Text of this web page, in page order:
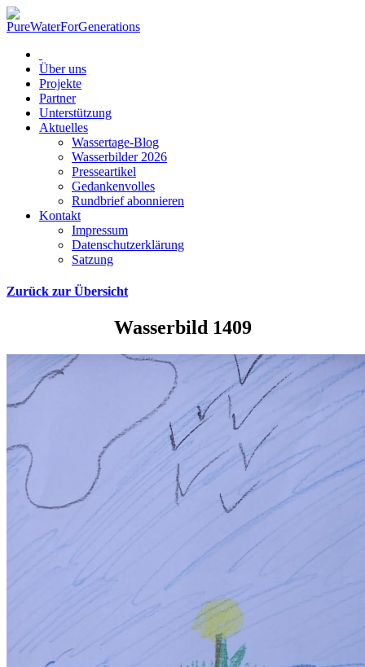
Über uns
Projekte
Partner
Unterstützung
Aktuelles
Wassertage-Blog
Wasserbilder 2026
Presseartikel
Gedankenvolles
Rundbrief abonnieren
Kontakt
Impressum
Datenschutzerklärung
Satzung
Zurück zur Übersicht
Wasserbild 1409